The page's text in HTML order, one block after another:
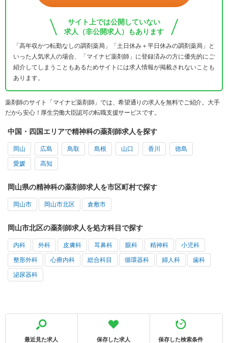
サイト上では公開していない
求人（非公開求人）もあります
「高年収かつ転勤なしの調剤薬局」「土日休み＋平日休みの調剤薬局」と
いった人気求人の場合、「マイナビ薬剤師」に登録済みの方に優先的にご
紹介してしまうこともあるためサイトには求人情報が掲載されないことも
あります。
薬剤師のサイト「マイナビ薬剤師」では、希望通りの求人を無料でご紹介。大手
だから安心！厚生労働大臣認可の転職支援サービスです。
中国・四国エリアで精神科の薬剤師求人を探す
岡山 広島 鳥取 島根 山口 香川 徳島
愛媛 高知
岡山県の精神科の薬剤師求人を市区町村で探す
岡山市 岡山市北区 倉敷市
岡山市北区の薬剤師求人を処方科目で探す
内科 外科 皮膚科 耳鼻科 眼科 精神科 小児科
整形外科 心療内科 総合科目 循環器科 婦人科 歯科
泌尿器科
最近見た求人 保存した求人 保存した検索条件